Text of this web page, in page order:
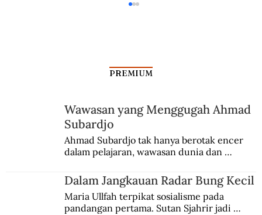
Antara Waktu dan Kenangan
PREMIUM
Wawasan yang Menggugah Ahmad
Subardjo
Ahmad Subardjo tak hanya berotak encer
dalam pelajaran, wawasan dunia dan
Jules Verne, Multatuli, hingga Sun Yat-sen.
Dalam Jangkauan Radar Bung Kecil
Maria Ullfah terpikat sosialisme pada
pandangan pertama. Sutan Sjahrir jadi